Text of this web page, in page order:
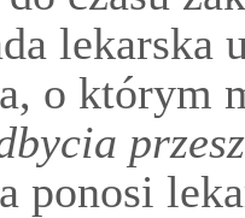
lekarska
o którym
ponosi